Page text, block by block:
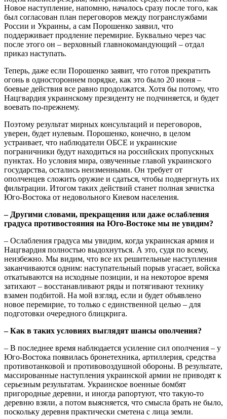
Новое наступление, напомню, началось сразу после того, как
был согласован план переговоров между погранслужбами
России и Украины, а сам Порошенко заявил, что
поддерживает продление перемирие. Буквально через час
после этого он – верховный главнокомандующий – отдал
приказ наступать.
Теперь, даже если Порошенко заявит, что готов прекратить
огонь в одностороннем порядке, как это было 20 июня –
боевые действия все равно продолжатся. Хотя бы потому, что
Нацгвардия украинскому президенту не подчиняется, и будет
воевать по-прежнему.
Поэтому результат мирных консультаций и переговоров,
уверен, будет нулевым. Порошенко, конечно, в целом
устраивает, что наблюдатели ОБСЕ и украинские
пограничники будут находиться на российских пропускных
пунктах. Но условия мира, озвученные главой украинского
государства, остались неизменными. Он требует от
ополченцев сложить оружие и сдаться, чтобы подвергнуть их
фильтрации. Итогом таких действий станет полная зачистка
Юго-Востока от недовольного Киевом населения.
– Другими словами, прекращения или даже ослабления
градуса противостояния на Юго-Востоке мы не увидим?
– Ослабления градуса мы увидим, когда украинская армия и
Нацгвардия полностью выдохнуться. А это, судя по всему,
неизбежно. Мы видим, что все их решительные наступления
заканчиваются одним: наступательный порыв угасает, войска
откатываются на исходные позиции, и на некоторое время
затихают – восстанавливают ряды и потягивают технику
взамен подбитой. На мой взгляд, если и будет объявлено
новое перемирие, то только с единственной целью – для
подготовки очередного блицкрига.
– Как в таких условиях выглядят шансы ополчения?
– В последнее время наблюдается усиление сил ополчения – у
Юго-Востока появилась бронетехника, артиллерия, средства
противотанковой и противовоздушной обороны. В результате,
массированные наступления украинской армии не приводят к
серьезным результатам. Украинское военные бомбят
пригородные деревни, и иногда рапортуют, что такую-то
деревню взяли, а потом выясняется, что смысла брать не было,
поскольку деревня практически сметена с лица земли.